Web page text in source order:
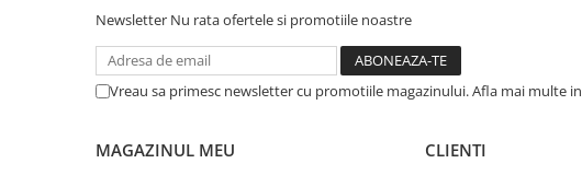
Adezivi si benzi adezive
Articole Birotica
Accesorii Arhivare
Hartie si Accesorii
Newsletter Nu rata ofertele si promotiile noastre
Vreau sa primesc newsletter cu promotiile magazinului. Afla mai multe in
MAGAZINUL MEU CLIENTI